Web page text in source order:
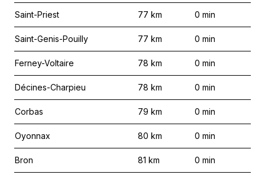
Saint-Priest 77 km 0 min
Saint-Genis-Pouilly 77 km 0 min
Ferney-Voltaire 78 km 0 min
Décines-Charpieu 78 km 0 min
Corbas 79 km 0 min
Oyonnax 80 km 0 min
Bron 81 km 0 min